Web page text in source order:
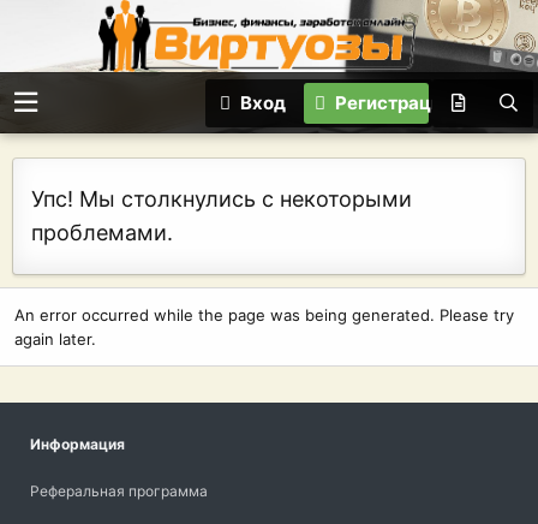
Вход Регистрация
Упс! Мы столкнулись с некоторыми
проблемами.
An error occurred while the page was being generated. Please try
again later.
Информация
Реферальная программа